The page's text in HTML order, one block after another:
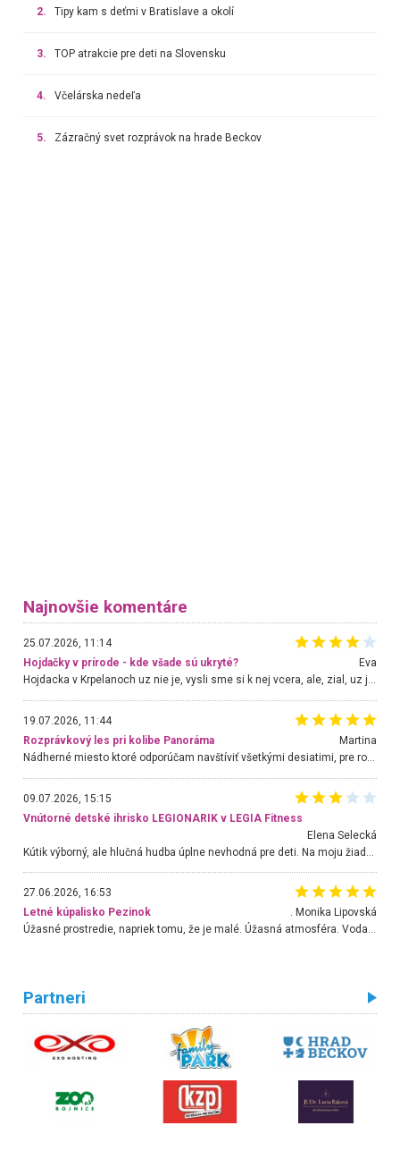
2. Tipy kam s deťmi v Bratislave a okolí
3. TOP atrakcie pre deti na Slovensku
4. Včelárska nedeľa
5. Zázračný svet rozprávok na hrade Beckov
Najnovšie komentáre
25.07.2026, 11:14
Hojdačky v prírode - kde všade sú ukryté?
Eva
Hojdacka v Krpelanoch uz nie je, vysli sme si k nej vcera, ale, zial, uz je znicena. Ak sem planujete cestu len kvoli hojdacke, mozete si ju usetrit. Krasny vyhlad je tu vsak aj bez hojdacky :-)
19.07.2026, 11:44
Rozprávkový les pri kolibe Panoráma
Martina
Nádherné miesto ktoré odporúčam navštíviť všetkými desiatimi, pre rodiny s deťmi, dôchodcom... Proste a jednoducho ozaj rozprávkový les.. určite ešte prídeme. Odniesli sme si na pamiatku krásne tričká,
09.07.2026, 15:15
Vnútorné detské ihrisko LEGIONARIK v LEGIA Fitness
Elena Selecká
27.06.2026, 16:53
Letné kúpalisko Pezinok
. Monika Lipovská
Úžasné prostredie, napriek tomu, že je malé. Úžasná atmosféra. Voda fantastická a nádherná. Ľudí je pomerne veľa, ale su mili a ohľaduplní. Je veľmi zaujímavé sledovať, ako dokážu spolu športovať cudzí ľudia a bez ohľadu na vek. Vládne tu pohoda. Vnuka neviem dostať z vody. Ďakujem za krásny deň . Urcite sa sem vrátim. Jediný problém je s parkovaním, ale aj ten sa mi podarilo vyriešiť. Monika Bratislava
Partneri